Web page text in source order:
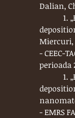
Dalian,
1.
Miercuri,
- CEEC-
perioada
1.
- EMRS